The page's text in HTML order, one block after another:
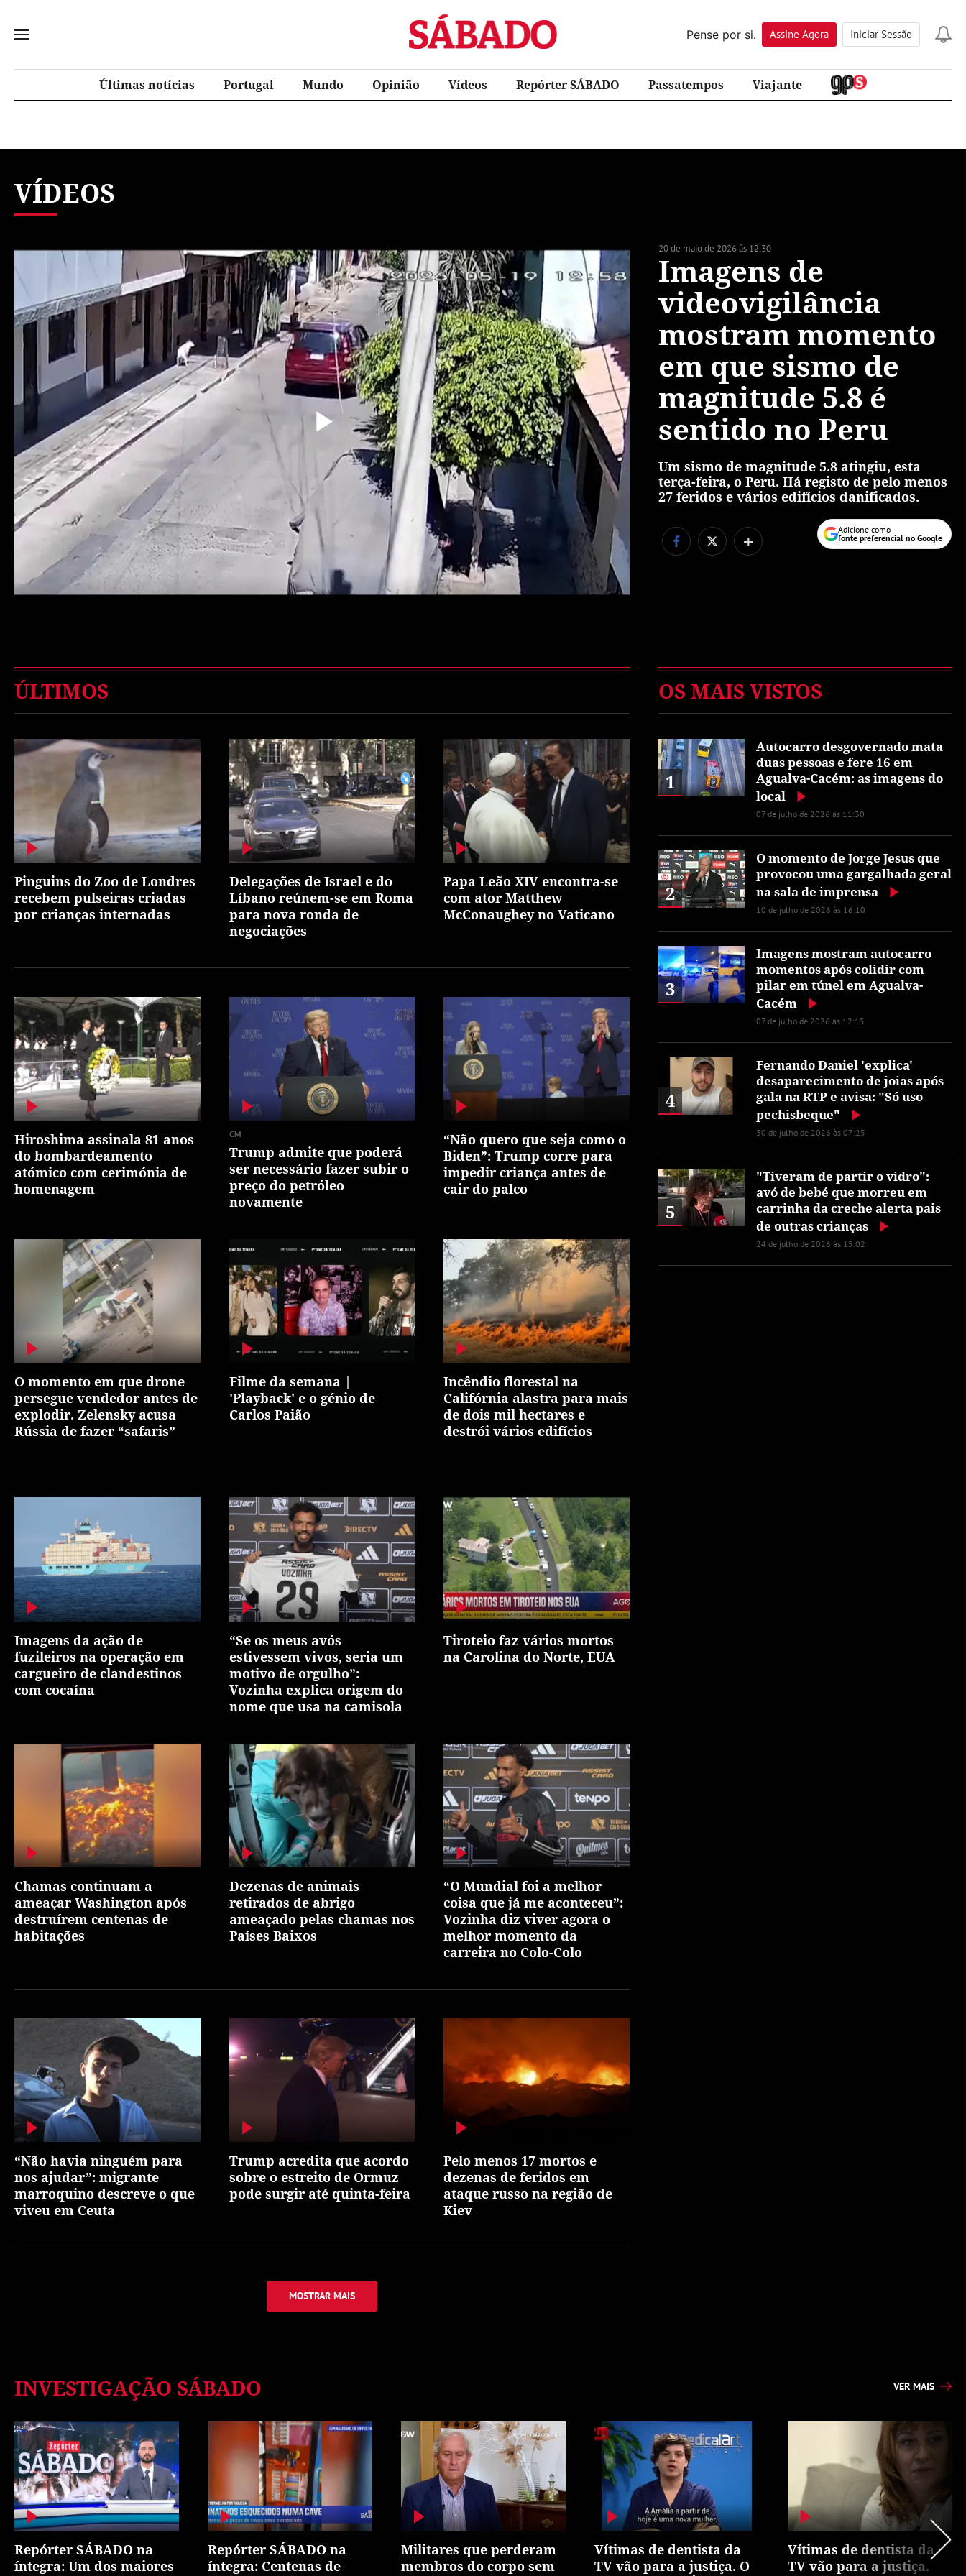
Sábado
Pense por si.
Assine Agora Iniciar Sessão
Últimas notícias Portugal Mundo Opinião Vídeos Repórter SÁBADO Passatempos Viajante
VÍDEOS
Reproduzir
Vídeo
20 de maio de 2026 às 12:30
Imagens de
videovigilância
mostram momento
em que sismo de
magnitude 5.8 é
sentido no Peru
Um sismo de magnitude 5.8 atingiu, esta
terça-feira, o Peru. Há registo de pelo menos
27 feridos e vários edifícios danificados.
+
Adicione como
fonte preferencial no Google
ÚLTIMOS
Pinguins do Zoo de Londres
recebem pulseiras criadas
por crianças internadas
Delegações de Israel e do
Líbano reúnem-se em Roma
para nova ronda de
negociações
Papa Leão XIV encontra-se
com ator Matthew
McConaughey no Vaticano
Hiroshima assinala 81 anos
do bombardeamento
atómico com cerimónia de
homenagem
CM
Trump admite que poderá
ser necessário fazer subir o
preço do petróleo
novamente
“Não quero que seja como o
Biden”: Trump corre para
impedir criança antes de
cair do palco
O momento em que drone
persegue vendedor antes de
explodir. Zelensky acusa
Rússia de fazer “safaris”
Filme da semana |
'Playback' e o génio de
Carlos Paião
Incêndio florestal na
Califórnia alastra para mais
de dois mil hectares e
destrói vários edifícios
Imagens da ação de
fuzileiros na operação em
cargueiro de clandestinos
com cocaína
“Se os meus avós
estivessem vivos, seria um
motivo de orgulho”:
Vozinha explica origem do
nome que usa na camisola
Tiroteio faz vários mortos
na Carolina do Norte, EUA
Chamas continuam a
ameaçar Washington após
destruírem centenas de
habitações
Dezenas de animais
retirados de abrigo
ameaçado pelas chamas nos
Países Baixos
“O Mundial foi a melhor
coisa que já me aconteceu”:
Vozinha diz viver agora o
melhor momento da
carreira no Colo-Colo
“Não havia ninguém para
nos ajudar”: migrante
marroquino descreve o que
viveu em Ceuta
Trump acredita que acordo
sobre o estreito de Ormuz
pode surgir até quinta-feira
Pelo menos 17 mortos e
dezenas de feridos em
ataque russo na região de
Kiev
MOSTRAR MAIS
OS MAIS VISTOS
1
Autocarro desgovernado mata
duas pessoas e fere 16 em
Agualva-Cacém: as imagens do
local
07 de julho de 2026 às 11:30
2
O momento de Jorge Jesus que
provocou uma gargalhada geral
na sala de imprensa
10 de julho de 2026 às 16:10
3
Imagens mostram autocarro
momentos após colidir com
pilar em túnel em Agualva-
Cacém
07 de julho de 2026 às 12:15
4
Fernando Daniel 'explica'
desaparecimento de joias após
gala na RTP e avisa: "Só uso
pechisbeque"
30 de julho de 2026 às 07:25
5
"Tiveram de partir o vidro":
avó de bebé que morreu em
carrinha da creche alerta pais
de outras crianças
24 de julho de 2026 às 15:02
INVESTIGAÇÃO SÁBADO VER MAIS
Repórter SÁBADO na
íntegra: Um dos maiores
Repórter SÁBADO na
íntegra: Centenas de
Militares que perderam
membros do corpo sem
Vítimas de dentista da
TV vão para a justiça. O
Vítimas de dentista da
TV vão para a justiça.